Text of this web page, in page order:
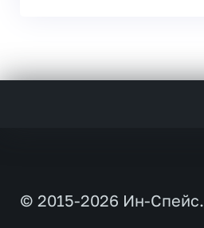
© 2015-2026 Ин-Спейс.